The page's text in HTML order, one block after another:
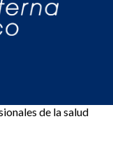
de la salud